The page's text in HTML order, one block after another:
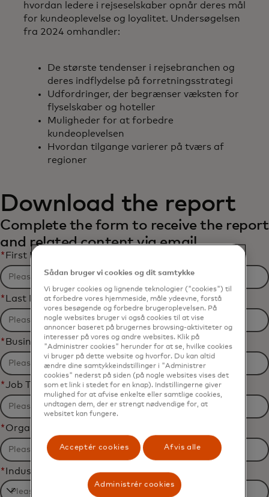
hvordan ledere i rejseselskaber opnår deres mål
for kundeoplevelse og loyalitet. Undersøgelsen
fra 2024 omhandler:
De største tendenser i rejsebranchen og
deres indflydelse på forretningsstrategi
Udfordringer, der begrænser væksten for
flyselskaber og hoteller
Muligheder for at forbedre
kundeoplevelsen
Hvordan tilgange varierer på tværs af
regioner
Download the report
Complete the form to receive the report
and related content via email.
* First Name
* Last Name
* Business Email Address
*Job Title
*Organization Name
* Industry
Sådan bruger vi cookies og dit samtykke
Vi bruger cookies og lignende teknologier ("cookies") til
at forbedre vores hjemmeside, måle ydeevne, forstå
vores besøgende og forbedre brugeroplevelsen. På
nogle websites bruger vi også cookies til at vise
annoncer baseret på brugernes browsing-aktiviteter og
interesser på vores og andre websites. Klik på
"Administrer cookies" herunder for at se, hvilke cookies
vi bruger på dette website og hvorfor. Du kan altid
ændre dine samtykkeindstillinger i "Administrer
cookies" nederst på siden (på nogle websites vises det
som et link i stedet for en knap). Indstillingerne giver
mulighed for at afvise enkelte eller samtlige cookies,
undtagen dem, der er strengt nødvendige for, at
websitet kan fungere.
Acceptér cookies Afvis alle
Administrér cookies